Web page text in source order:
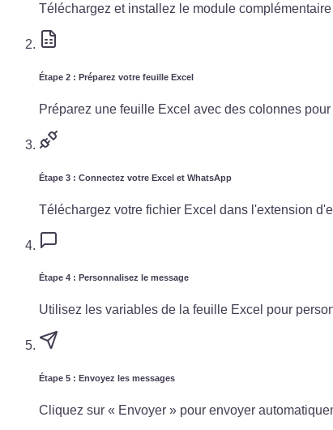
Téléchargez et installez le module
Étape 2 : Préparez votre feuille Excel
Préparez une feuille Excel avec des colonnes
Étape 3 : Connectez votre Excel et WhatsApp
Téléchargez votre fichier Excel dans l'extension
Étape 4 : Personnalisez le message
Utilisez les variables de la feuille Excel pour
Étape 5 : Envoyez les messages
Cliquez sur « Envoyer » pour envoyer